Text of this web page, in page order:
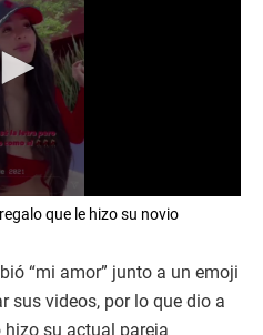
que le hizo su novio
“mi amor” junto a un emoji
sus videos, por lo que dio a
hizo su actual pareja